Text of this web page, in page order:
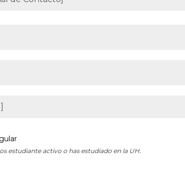
estudiante activo o has estudiado en la UH.